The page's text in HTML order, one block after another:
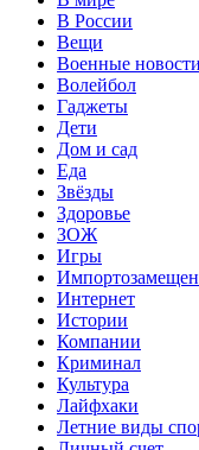
В России
Вещи
Военные новости
Волейбол
Гаджеты
Дети
Дом и сад
Еда
Звёзды
Здоровье
ЗОЖ
Игры
Интернет
Истории
Компании
Криминал
Культура
Лайфхаки
Летние виды